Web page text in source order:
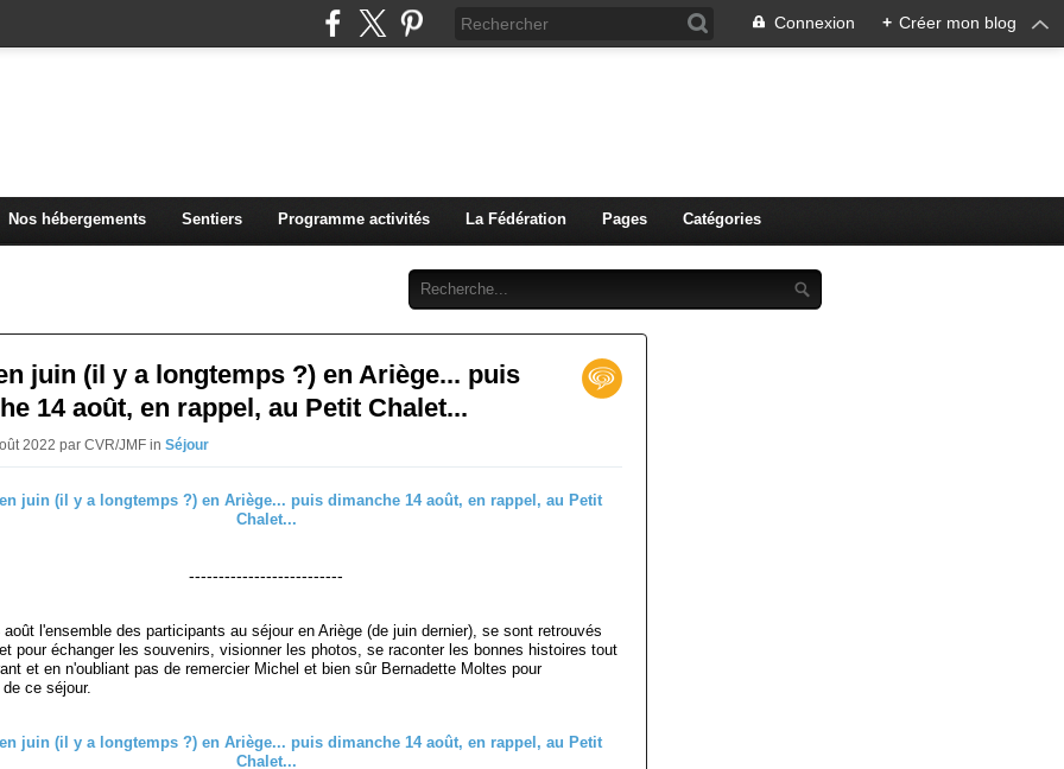
Connexion + Créer mon blog
Nos hébergements Sentiers Programme activités La Fédération Pages Catégories
juin (il y a longtemps ?) en Ariège... puis
14 août, en rappel, au Petit Chalet...
2022 par CVR/JMF in Séjour
--------------------------
août l'ensemble des participants au séjour en Ariège (de juin dernier), se sont retrouvés
pour échanger les souvenirs, visionner les photos, se raconter les bonnes histoires tout
et en n'oubliant pas de remercier Michel et bien sûr Bernadette Moltes pour
ce séjour.